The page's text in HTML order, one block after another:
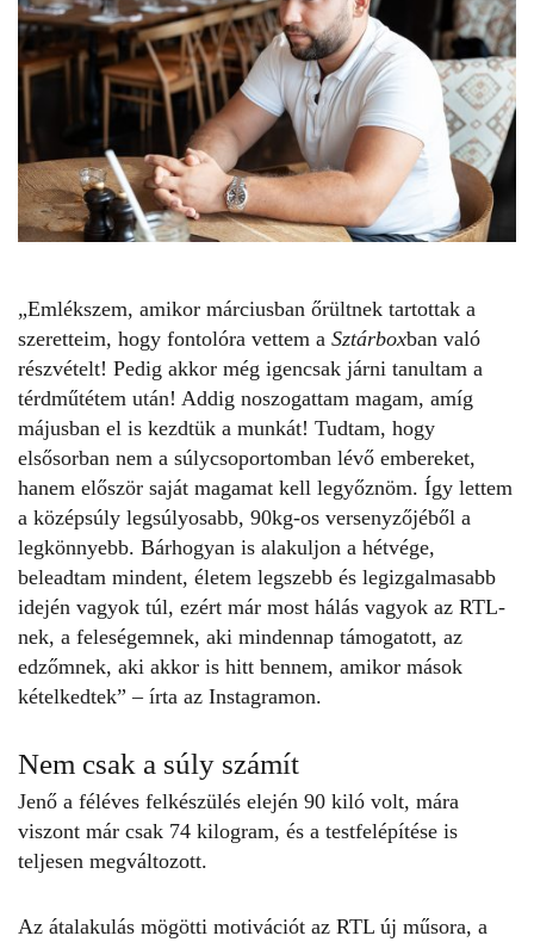
„Emlékszem, amikor márciusban őrültnek tartottak a
szeretteim, hogy fontolóra vettem a Sztárboxban való
részvételt! Pedig akkor még igencsak járni tanultam a
térdműtétem után! Addig noszogattam magam, amíg
májusban el is kezdtük a munkát! Tudtam, hogy
elsősorban nem a súlycsoportomban lévő embereket,
hanem először saját magamat kell legyőznöm. Így lettem
a középsúly legsúlyosabb, 90kg-os versenyzőjéből a
legkönnyebb. Bárhogyan is alakuljon a hétvége,
beleadtam mindent, életem legszebb és legizgalmasabb
idején vagyok túl, ezért már most hálás vagyok az RTL-
nek, a feleségemnek, aki mindennap támogatott, az
edzőmnek, aki akkor is hitt bennem, amikor mások
kételkedtek” – írta az Instagramon.
Nem csak a súly számít
Jenő a féléves felkészülés elején 90 kiló volt, mára
viszont már csak 74 kilogram, és a testfelépítése is
teljesen megváltozott.
Az átalakulás mögötti motivációt az RTL új műsora, a